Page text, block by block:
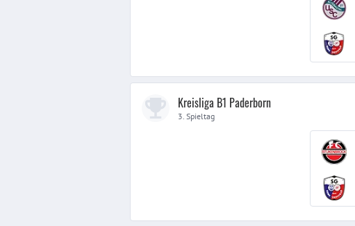
Kreisliga B1 Paderborn
3. Spieltag